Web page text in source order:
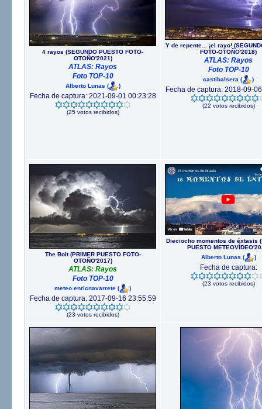
4 rayos (SEGUNDO PUESTO FOTO-
OTOÑO'2021)
ATLAS: Rayos
Foto TOP-10
Alberto Lunas ( )
Fecha de captura: 2021-09-01 00:23:28
(25 votos recibidos)
Y de repente... ¡el rayo!
FOTO-OTOÑO'2018)
ATLAS: Rayos
Foto TOP-10
castibalsera ( )
Fecha de captura: 2018-09-
(22 votos recibidos)
The Bolt (PRIMER PUESTO FOTO-
OTOÑO'2017)
ATLAS: Rayos
Foto TOP-10
meteo.enricnavarrete ( )
Fecha de captura: 2017-09-16 23:55:59
(23 votos recibidos)
Dieciocho momentos de éxtasis
PUESTO
Alberto Lunas ( )
Fecha de captura:
(23 votos recibidos)